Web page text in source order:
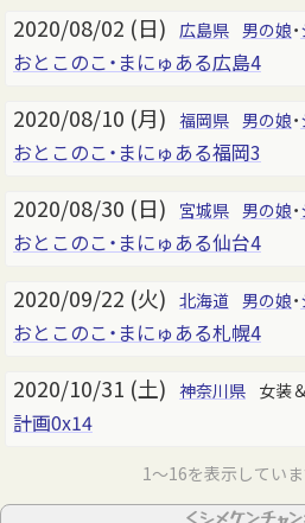
2020/08/02 (日) 広島県 男の娘・
おとこのこ・まにゅある広島4
2020/08/10 (月) 福岡県 男の娘・
おとこのこ・まにゅある福岡3
2020/08/30 (日) 宮城県 男の娘・
おとこのこ・まにゅある仙台4
2020/09/22 (火) 北海道 男の娘・
おとこのこ・まにゅある札幌4
2020/10/31 (土) 神奈川県 女装
計画0x14
1～16を表示してい
＜シメケンチャ